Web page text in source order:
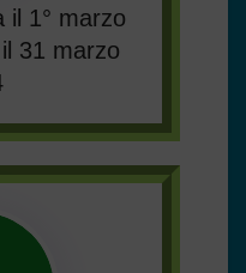
il 1° marzo
31 marzo